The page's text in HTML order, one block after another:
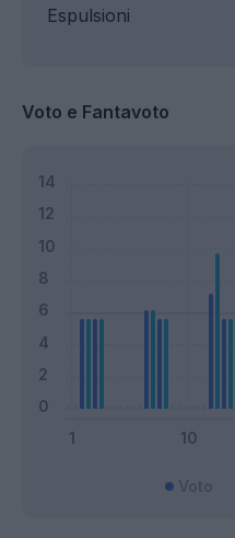
Espulsioni
Voto e Fantavoto